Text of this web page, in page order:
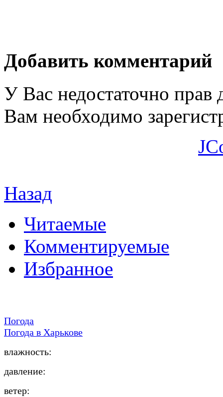
Добавить комментарий
У Вас недостаточно прав
Вам необходимо
Назад
Читаемые
Комментируемые
Избранное
Погода
Погода в Харькове
влажность:
давление:
ветер: